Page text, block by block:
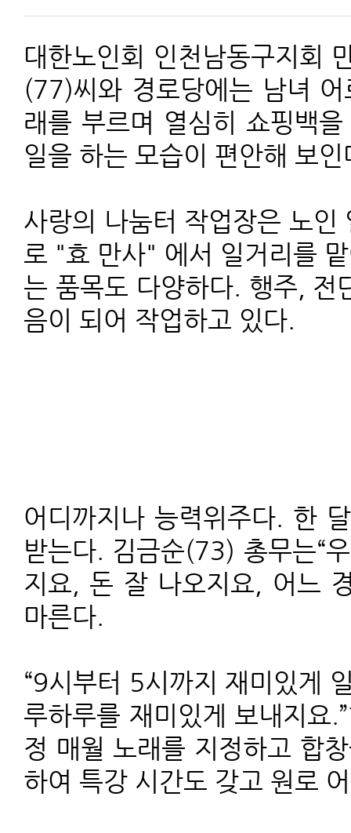
대한노인회 인천남동구지회
(77)씨와 경로당에는 남녀
래를 부르며 열심히 쇼핑백
일을 하는 모습이 편안해 보인
사랑의 나눔터 작업장은 노인
로 "효 만사" 에서 일거리를
는 품목도 다양하다. 행주, 전
음이 되어 작업하고 있다.
어디까지나 능력위주다. 한
받는다. 김금순(73) 총무는“
지요, 돈 잘 나오지요, 어느
마른다.
“9시부터 5시까지 재미있게
루하루를 재미있게 보내지요
정 매월 노래를 지정하고 합
하여 특강 시간도 갖고 원로